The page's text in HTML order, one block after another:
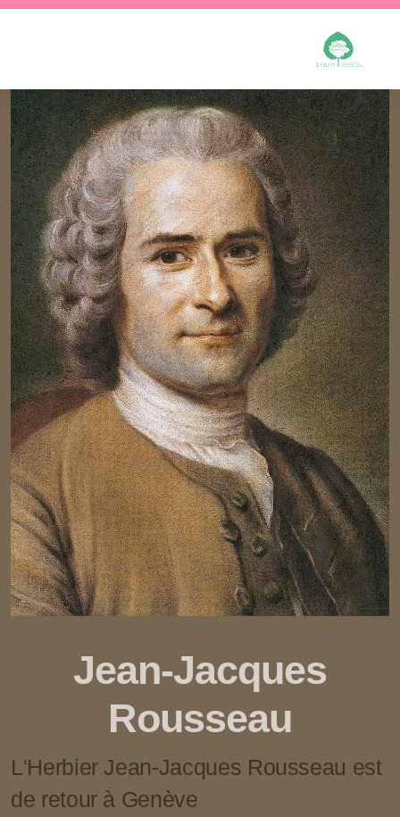
Jean-Jacques
Rousseau
L'Herbier Jean-Jacques Rousseau est
de retour à Genève